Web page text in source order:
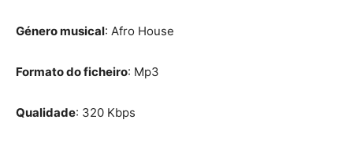
Género musical: Afro House
Formato do ficheiro: Mp3
Qualidade: 320 Kbps